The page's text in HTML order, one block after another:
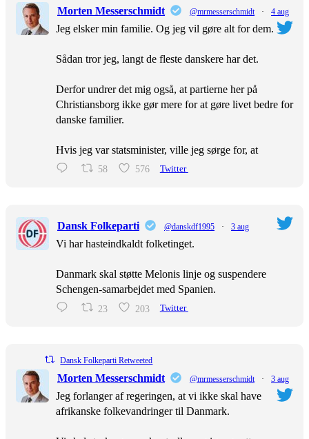
Morten Messerschmidt @mrmesserschmidt · 4 aug
Jeg elsker min familie. Og jeg vil gøre alt for dem.
Sådan tror jeg, langt de fleste danskere har det.
Derfor undrer det mig også, at partierne her på
Christiansborg ikke gør mere for at gøre livet bedre for
danske familier.
Hvis jeg var statsminister, ville jeg sørge for, at
58 576 Twitter
Dansk Folkeparti @danskdf1995 · 3 aug
Vi har hasteindkaldt folketinget.
Danmark skal støtte Melonis linje og suspendere
Schengen-samarbejdet med Spanien.
23 203 Twitter
Dansk Folkeparti Retweeted
Morten Messerschmidt @mrmesserschmidt · 3 aug
Jeg forlanger af regeringen, at vi ikke skal have
afrikanske folkevandringer til Danmark.